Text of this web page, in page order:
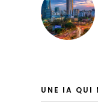
UNE IA QUI